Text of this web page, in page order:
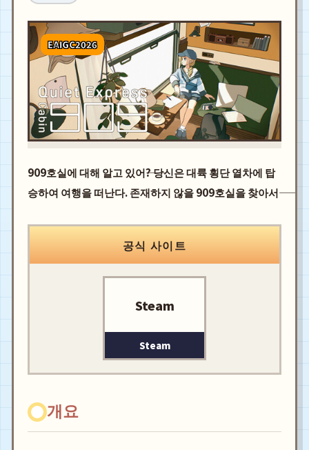
EAIGC2026
909호실에 대해 알고 있어――? 당신은 대륙 횡단 열차에 탑
승하여 여행을 떠난다. 존재하지 않을 909호실을 찾아서――
공식 사이트
Steam
Steam
개요